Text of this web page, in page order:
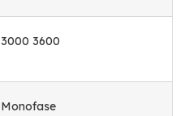
3000 3600
Monofase